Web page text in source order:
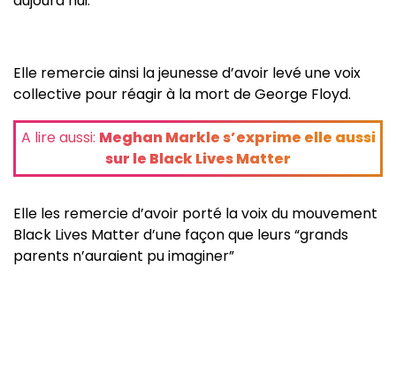
Elle remercie ainsi la jeunesse d’avoir levé une voix
collective pour réagir à la mort de George Floyd.
A lire aussi: Meghan Markle s’exprime elle aussi
sur le Black Lives Matter
Elle les remercie d’avoir porté la voix du mouvement
Black Lives Matter d’une façon que leurs “grands
parents n’auraient pu imaginer”